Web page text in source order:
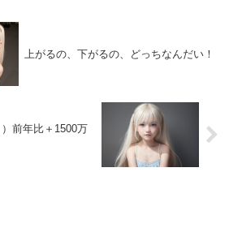
上がるの、下がるの、どっちなんだい！
前年比＋1500万